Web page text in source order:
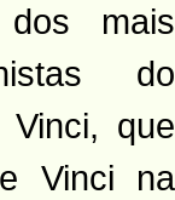
mais
do
Vinci, que
Vinci na